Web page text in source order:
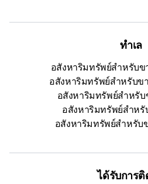
ทำเล
อสังหาริมทรัพย์สำหรับ
อสังหาริมทรัพย์สำหรับข
อสังหาริมทรัพย์สำหรั
อสังหาริมทรัพย์สำหรั
อสังหาริมทรัพย์สำหรับ
ได้รับการ